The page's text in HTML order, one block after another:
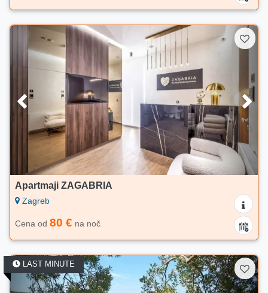
Apartmaji ZAGABRIA
Zagreb
Cena od 80 € na noč
LAST MINUTE